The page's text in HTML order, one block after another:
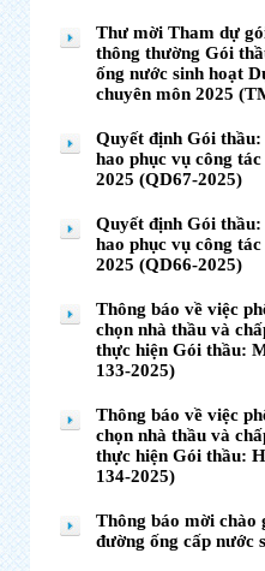
Thư mời Tham dự
thông thường Gói
ống nước sinh hoạt
chuyên môn 2025
Quyết định Gói
hao phục vụ công
2025 (QD67-2025)
Quyết định Gói
hao phục vụ công
2025 (QD66-2025)
Thông báo về việc
chọn nhà thầu và
thực hiện Gói thầu:
133-2025)
Thông báo về việc
chọn nhà thầu và
thực hiện Gói thầu:
134-2025)
Thông báo mời chào
đường ống cấp nước